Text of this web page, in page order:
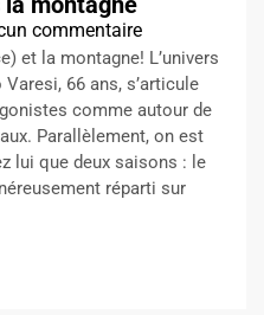
commentaire
et la montagne! L’univers
66 ans, s’articule
comme autour de
Parallèlement, on est
lui que deux saisons : le
réparti sur